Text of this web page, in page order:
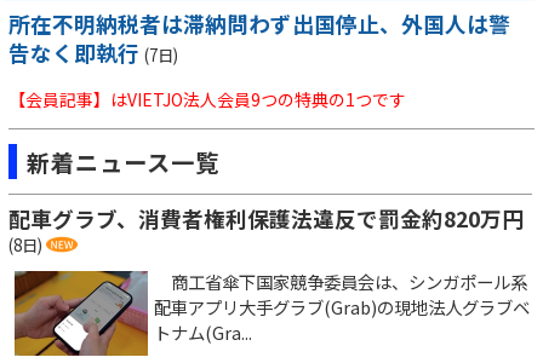
所在不明納税者は滞納問わず出国停止、外国人は警
告なく即執行 (7日)
【会員記事】はVIETJO法人会員9つの特典の1つです
新着ニュース一覧
配車グラブ、消費者権利保護法違反で罰金約820万円
(8日)
商工省傘下国家競争委員会は、シンガポール系
配車アプリ大手グラブ(Grab)の現地法人グラブベ
トナム(Gra...